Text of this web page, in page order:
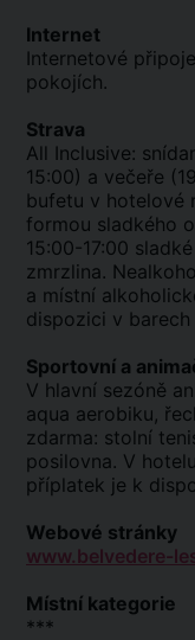
Internet
Internetové
pokojích.
Strava
All Inclusive:
15:00) a večeře
bufetu v hotelové
formou sladkého
15:00-17:00
zmrzlina.
a místní
dispozici v
Sportovní a
V hlavní sezóně
aqua aerobiku,
zdarma: stolní
posilovna. V
příplatek je k
Webové stránky
www.belvedere-
Místní kategorie
***